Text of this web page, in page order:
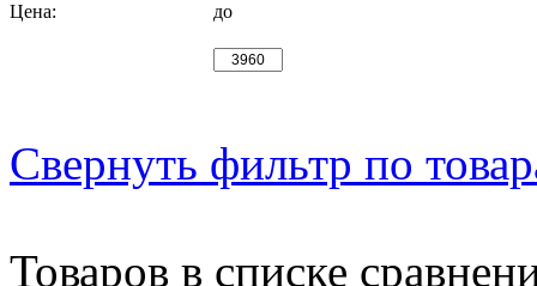
Цена: до
Свернуть фильтр по
Товаров в списке